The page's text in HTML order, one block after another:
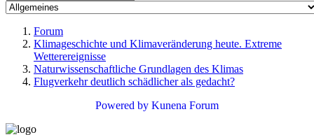
Forum
Klimageschichte und Klimaveränderung heute. Extreme
Wetterereignisse
Naturwissenschaftliche Grundlagen des Klimas
Flugverkehr deutlich schädlicher als gedacht?
Powered by Kunena Forum